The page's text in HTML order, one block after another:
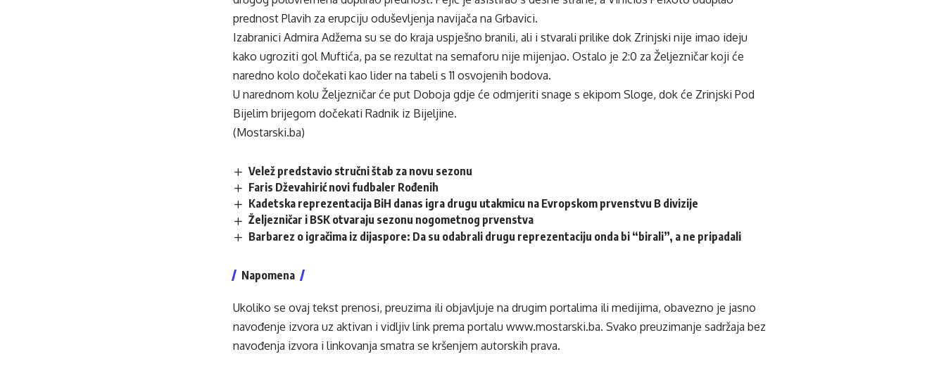
prednost Plavih za erupciju oduševljenja navijača na Grbavici.
Izabranici Admira Adžema su se do kraja uspješno branili, ali i stvarali prilike dok Zrinjski nije imao ideju
kako ugroziti gol Muftića, pa se rezultat na semaforu nije mijenjao. Ostalo je 2:0 za Željezničar koji će
naredno kolo dočekati kao lider na tabeli s 11 osvojenih bodova.
U narednom kolu Željezničar će put Doboja gdje će odmjeriti snage s ekipom Sloge, dok će Zrinjski Pod
Bijelim brijegom dočekati Radnik iz Bijeljine.
(Mostarski.ba)
Velež predstavio stručni štab za novu sezonu
Faris Dževahirić novi fudbaler Rođenih
Kadetska reprezentacija BiH danas igra drugu utakmicu na Evropskom prvenstvu B divizije
Željezničar i BSK otvaraju sezonu nogometnog prvenstva
Barbarez o igračima iz dijaspore: Da su odabrali drugu reprezentaciju onda bi “birali”, a ne pripadali
Napomena
Ukoliko se ovaj tekst prenosi, preuzima ili objavljuje na drugim portalima ili medijima, obavezno je jasno
navođenje izvora uz aktivan i vidljiv link prema portalu www.mostarski.ba. Svako preuzimanje sadržaja bez
navođenja izvora i linkovanja smatra se kršenjem autorskih prava.